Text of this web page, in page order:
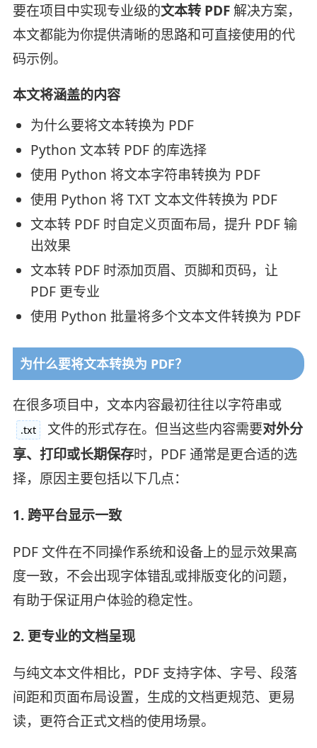
要在项目中实现专业级的文本转 PDF解决方案，
本文都能为你提供清晰的思路和可直接使用的代
码示例。
本文将涵盖的内容
为什么要将文本转换为 PDF
Python 文本转 PDF 的库选择
使用 Python 将文本字符串转换为 PDF
使用 Python 将 TXT 文本文件转换为 PDF
文本转 PDF 时自定义页面布局，提升 PDF 输
出效果
文本转 PDF 时添加页眉、页脚和页码，让
PDF 更专业
使用 Python 批量将多个文本文件转换为 PDF
为什么要将文本转换为 PDF？
在很多项目中，文本内容最初往往以字符串或
.txt 文件的形式存在。但当这些内容需要对外分
享、打印或长期保存时，PDF 通常是更合适的选
择，原因主要包括以下几点：
1. 跨平台显示一致
PDF 文件在不同操作系统和设备上的显示效果高
度一致，不会出现字体错乱或排版变化的问题，
有助于保证用户体验的稳定性。
2. 更专业的文档呈现
与纯文本文件相比，PDF 支持字体、字号、段落
间距和页面布局设置，生成的文档更规范、更易
读，更符合正式文档的使用场景。